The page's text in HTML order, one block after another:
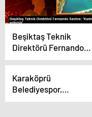
Beşiktaş Teknik
Direktörü Fernando
Santos: ‘Beşiktaş’ın
Bu Büyüklüğün
Seviyesi Değil’
Karaköprü
Belediyespor,
şampiyonluk için